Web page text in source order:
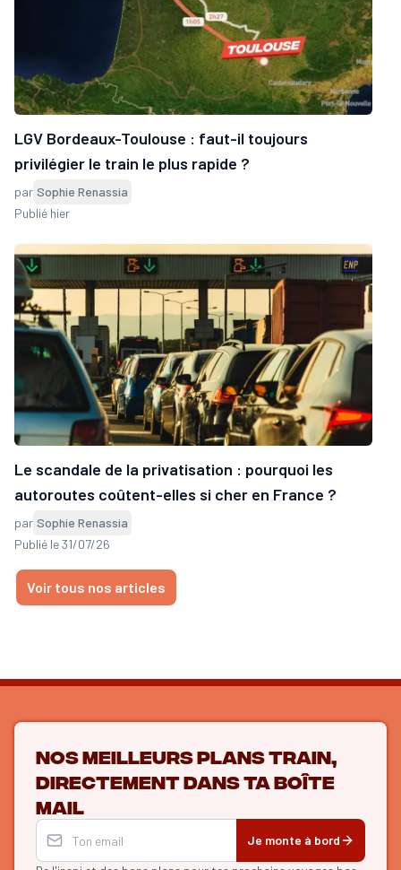
LGV Bordeaux-Toulouse : faut-il toujours
privilégier le train le plus rapide ?
par Sophie Renassia
Publié hier
Le scandale de la privatisation : pourquoi les
autoroutes coûtent-elles si cher en France ?
par Sophie Renassia
Publié le 31/07/26
Voir tous nos articles
Nos meilleurs plans train,
directement dans ta boîte
mail
Je monte à bord